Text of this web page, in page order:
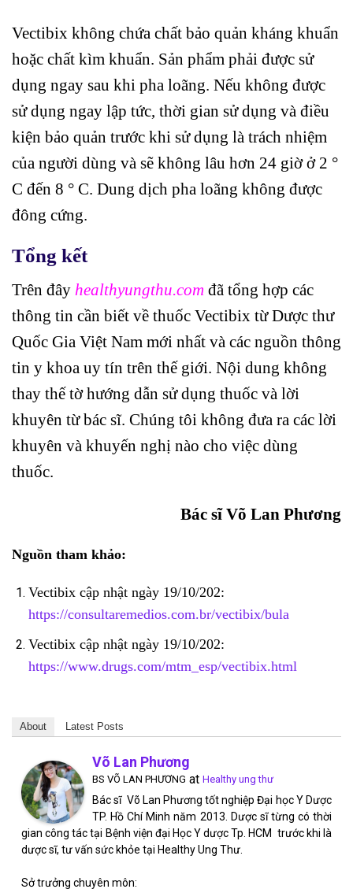
Vectibix không chứa chất bảo quản kháng khuẩn
hoặc chất kìm khuẩn. Sản phẩm phải được sử
dụng ngay sau khi pha loãng. Nếu không được
sử dụng ngay lập tức, thời gian sử dụng và điều
kiện bảo quản trước khi sử dụng là trách nhiệm
của người dùng và sẽ không lâu hơn 24 giờ ở 2 °
C đến 8 ° C. Dung dịch pha loãng không được
đông cứng.
Tổng kết
Trên đây healthyungthu.com đã tổng hợp các
thông tin cần biết về thuốc Vectibix từ Dược thư
Quốc Gia Việt Nam mới nhất và các nguồn thông
tin y khoa uy tín trên thế giới. Nội dung không
thay thế tờ hướng dẫn sử dụng thuốc và lời
khuyên từ bác sĩ. Chúng tôi không đưa ra các lời
khuyên và khuyến nghị nào cho việc dùng
thuốc.
Bác sĩ Võ Lan Phương
Nguồn tham khảo:
Vectibix cập nhật ngày 19/10/202:
https://consultaremedios.com.br/vectibix/bula
Vectibix cập nhật ngày 19/10/202:
https://www.drugs.com/mtm_esp/vectibix.html
About Latest Posts
Võ Lan Phương
BS VÕ LAN PHƯƠNG at Healthy ung thư
Bác sĩ Võ Lan Phương tốt nghiệp Đại học Y Dược
TP. Hồ Chí Minh năm 2013. Dược sĩ từng có thời
gian công tác tại Bệnh viện đại Học Y dược Tp. HCM trước khi là
dược sĩ, tư vấn sức khỏe tại Healthy Ung Thư.
Sở trưởng chuyên môn: